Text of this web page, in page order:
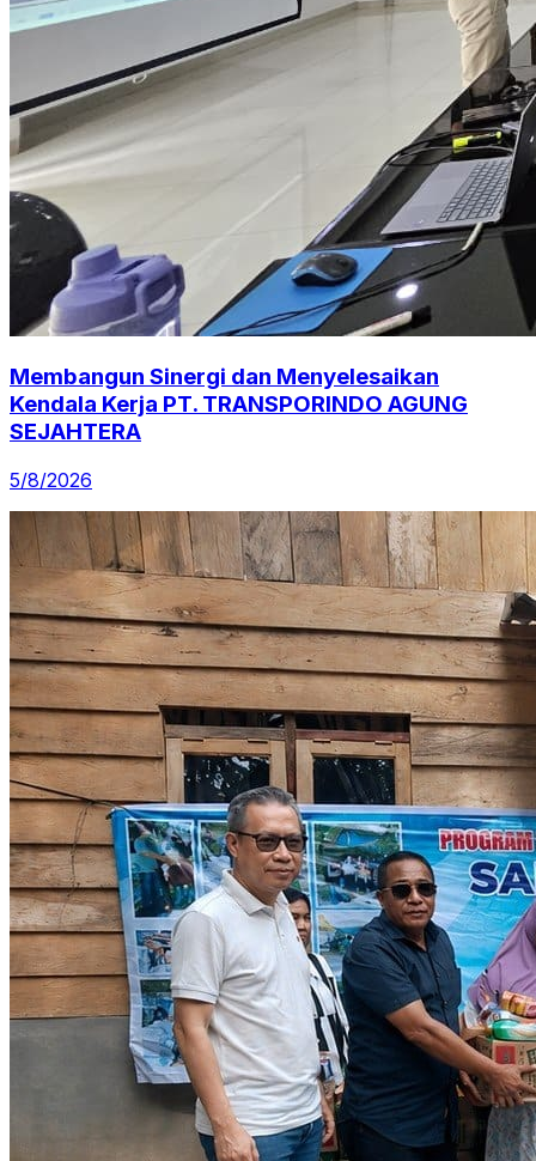
Membangun Sinergi dan Menyelesaikan
Kendala Kerja PT. TRANSPORINDO AGUNG
SEJAHTERA
5/8/2026